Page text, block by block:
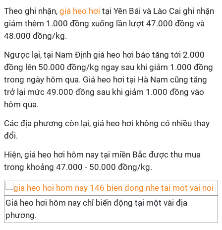
Theo ghi nhận, giá heo hơi tại Yên Bái và Lào Cai ghi nhận
giảm thêm 1.000 đồng xuống lần lượt 47.000 đồng và
48.000 đồng/kg.
Ngược lại, tại Nam Định giá heo hơi báo tăng tới 2.000
đồng lên 50.000 đồng/kg ngay sau khi giảm 1.000 đồng
trong ngày hôm qua. Giá heo hơi tại Hà Nam cũng tăng
trở lại mức 49.000 đồng sau khi giảm 1.000 đồng vào
hôm qua.
Các địa phương còn lại, giá heo hơi không có nhiều thay
đổi.
Hiện, giá heo hơi hôm nay tại miền Bắc được thu mua
trong khoảng 47.000 - 50.000 đồng/kg.
Giá heo hơi hôm nay chỉ biến động tại một vài địa
phương.